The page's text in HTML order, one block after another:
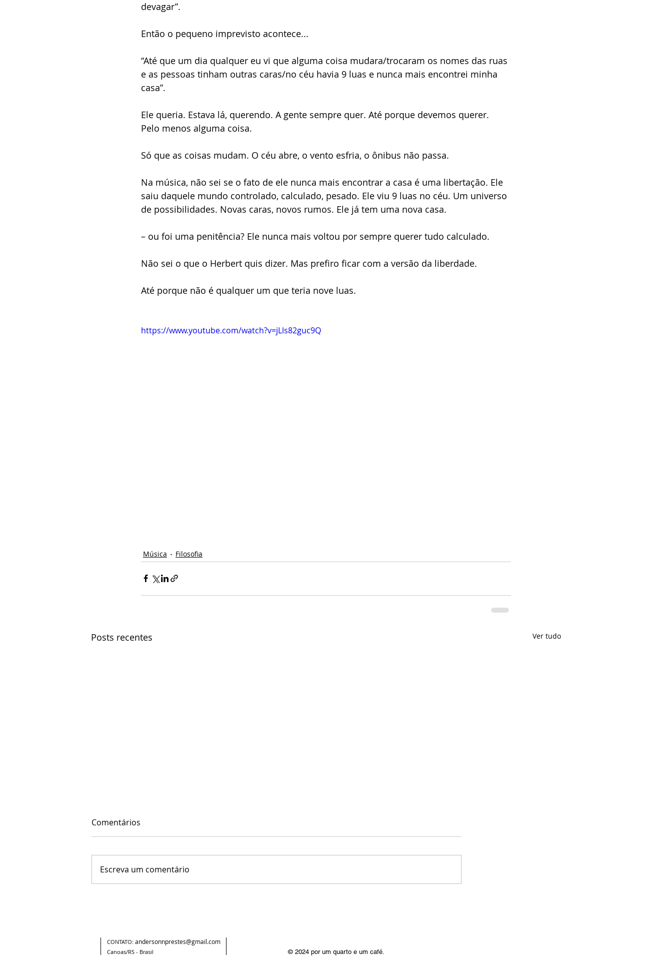
devagar”.
Então o pequeno imprevisto acontece...
“Até que um dia qualquer eu vi que alguma coisa mudara/trocaram os nomes das ruas
e as pessoas tinham outras caras/no céu havia 9 luas e nunca mais encontrei minha
casa”.
Ele queria. Estava lá, querendo. A gente sempre quer. Até porque devemos querer.
Pelo menos alguma coisa.
Só que as coisas mudam. O céu abre, o vento esfria, o ônibus não passa.
Na música, não sei se o fato de ele nunca mais encontrar a casa é uma libertação. Ele
saiu daquele mundo controlado, calculado, pesado. Ele viu 9 luas no céu. Um universo
de possibilidades. Novas caras, novos rumos. Ele já tem uma nova casa.
– ou foi uma penitência? Ele nunca mais voltou por sempre querer tudo calculado.
Não sei o que o Herbert quis dizer. Mas prefiro ficar com a versão da liberdade.
Até porque não é qualquer um que teria nove luas.
https://www.youtube.com/watch?v=jLls82guc9Q
Música Filosofia
Posts recentes Ver tudo
Buscando a liberdade
Sejamos Antirracistas
Comentários
Escreva um comentário
© 2024 por um quarto e um café.
CONTATO: andersonnprestes@gmail.com
Canoas/RS - Brasil